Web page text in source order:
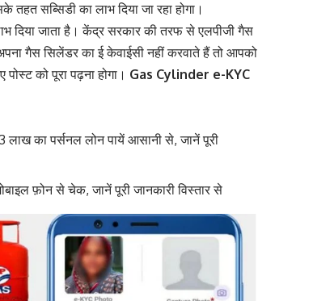
सब्सिडी का लाभ दिया जा रहा होगा।
दिया जाता है। केंद्र सरकार की तरफ से एलपीजी गैस
गैस सिलेंडर का ई केवाईसी नहीं करवाते हैं तो आपको
को पूरा पढ़ना होगा। Gas Cylinder e-KYC
का पर्सनल लोन पायें आसानी से, जानें पूरी
फ़ोन से चेक, जानें पूरी जानकारी विस्तार से